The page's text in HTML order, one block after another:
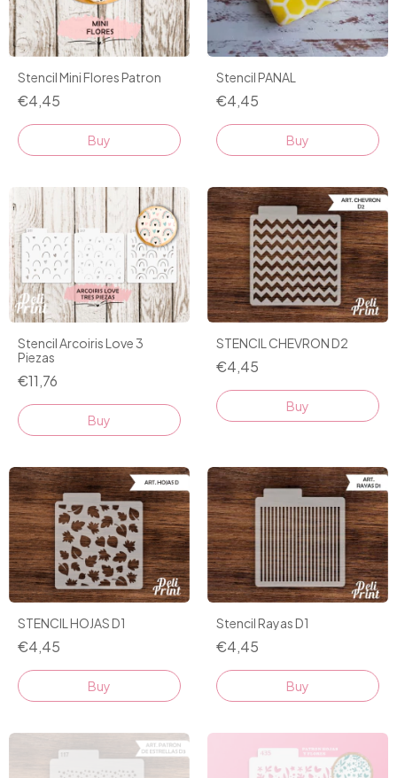
Stencil Mini Flores Patron
€4,45
Stencil PANAL
€4,45
Stencil Arcoiris Love 3
Piezas
€11,76
STENCIL CHEVRON D2
€4,45
STENCIL HOJAS D1
€4,45
Stencil Rayas D1
€4,45